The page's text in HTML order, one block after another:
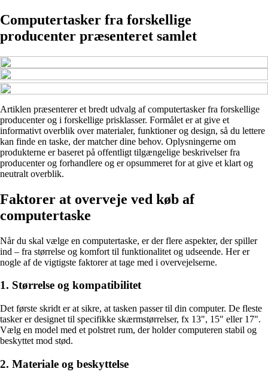
Computertasker fra forskellige
producenter præsenteret samlet
Artiklen præsenterer et bredt udvalg af computertasker fra forskellige
producenter og i forskellige prisklasser. Formålet er at give et
informativt overblik over materialer, funktioner og design, så du lettere
kan finde en taske, der matcher dine behov. Oplysningerne om
produkterne er baseret på offentligt tilgængelige beskrivelser fra
producenter og forhandlere og er opsummeret for at give et klart og
neutralt overblik.
Faktorer at overveje ved køb af
computertaske
Når du skal vælge en computertaske, er der flere aspekter, der spiller
ind – fra størrelse og komfort til funktionalitet og udseende. Her er
nogle af de vigtigste faktorer at tage med i overvejelserne.
1. Størrelse og kompatibilitet
Det første skridt er at sikre, at tasken passer til din computer. De fleste
tasker er designet til specifikke skærmstørrelser, fx 13", 15" eller 17".
Vælg en model med et polstret rum, der holder computeren stabil og
beskyttet mod stød.
2. Materiale og beskyttelse